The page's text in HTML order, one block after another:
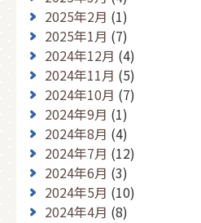
2025年2月 (1)
2025年1月 (7)
2024年12月 (4)
2024年11月 (5)
2024年10月 (7)
2024年9月 (1)
2024年8月 (4)
2024年7月 (12)
2024年6月 (3)
2024年5月 (10)
2024年4月 (8)